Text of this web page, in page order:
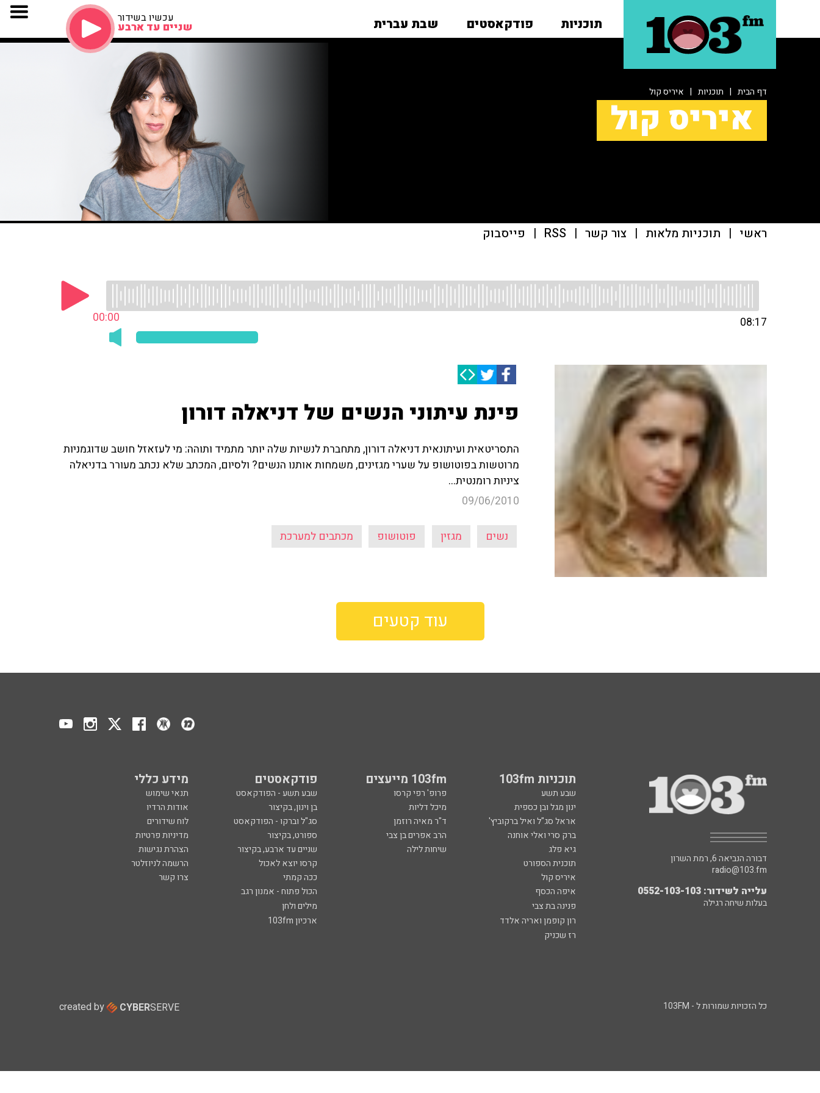
תוכניות פודקאסטים שבת עברית עכשיו בשידור
שניים עד ארבע
דף הבית | תוכניות | איריס קול
איריס קול
ראשי | תוכניות מלאות | צור קשר |
RSS
| פייסבוק
00:00 08:17
פינת עיתוני הנשים של דניאלה דורון
התסריטאית ועיתונאית דניאלה דורון, מתחברת לנשיות שלה יותר מתמיד ותוהה: מי לעזאזל חושב שדוגמניות
מרוטשות בפוטושופ על שערי מגזינים, משמחות אותנו הנשים? ולסיום, המכתב שלא נכתב מעורר בדניאלה
ציניות רומנטית...
09/06/2010
נשים מגזין פוטושופ מכתבים למערכת
עוד קטעים
תוכניות 103fm 103fm מייעצים פודקאסטים מידע כללי
שבע תשע פרופ' רפי קרסו שבע תשע - הפודקאסט
תנאי שימוש
ינון מגל ובן כספית
מיכל דליות בן וינון, בקיצור
אודות הרדיו
אראל סג"ל ואיל ברקוביץ'
ד"ר מאיה רוזמן סג"ל וברקו - הפודקאסט
לוח שידורים
ברק סרי ואלי אוחנה
הרב אפרים בן צבי ספורט, בקיצור
מדיניות פרטיות
גיא פלג
שיחות לילה שניים עד ארבע, בקיצור
הצהרת נגישות
תוכנית הספורט
קרסו יוצא לאכול
הרשמה לניוזלטר
איריס קול
ככה קמתי
צרו קשר
איפה הכסף
הכול פתוח - אמנון רגב
פנינה בת צבי
מילים ולחן
רון קופמן ואריה אלדד
ארכיון 103fm
רז שכניק
דבורה הנביאה 6, רמת השרון
radio@103.fm
עלייה לשידור: 0552-103-103
בעלות שיחה רגילה
כל הזכויות שמורות ל - 103FM created by CYBERSERVE